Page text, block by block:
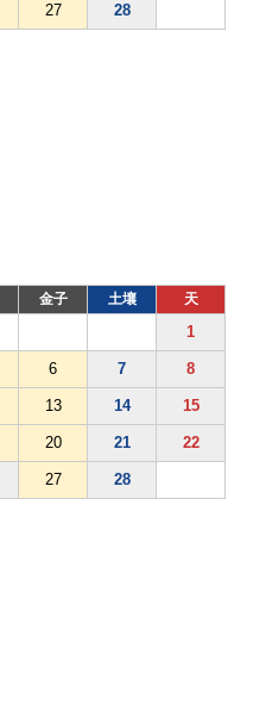
27 28
金子 土壤 天
1
6 7 8
13 14 15
20 21 22
27 28